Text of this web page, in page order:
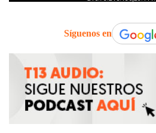
Síguenos en